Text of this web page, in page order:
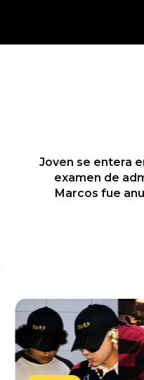
Joven se entera
examen de
Marcos fue